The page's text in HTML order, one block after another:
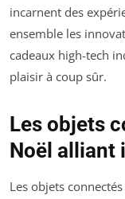
incarnent des
ensemble les
cadeaux high-tech
plaisir à coup sûr.
Les objets
Noël alliant
Les objets